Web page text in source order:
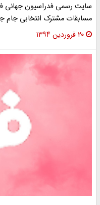
سایت رسمی فدراسیون جهانی
مسابقات مشترک انتخابی جام جهانی 2018 روسیه و جام
۲۰ فروردین ۱۳۹۴